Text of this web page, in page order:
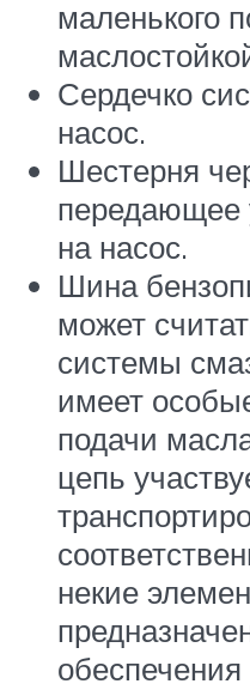
маленького
Сердечко
насос.
Шестерня
передающее
на насос.
Шина
может
системы
имеет
подачи
цепь
некие
обеспечения